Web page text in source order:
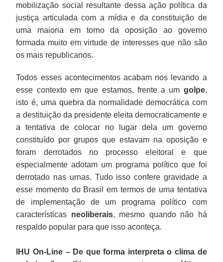
mobilização social resultante dessa ação política da
justiça articulada com a mídia e da constituição de
uma maioria em torno da oposição ao governo
formada muito em virtude de interesses que não são
os mais republicanos.
Todos esses acontecimentos acabam nos levando a
esse contexto em que estamos, frente a um golpe,
isto é, uma quebra da normalidade democrática com
a destituição da presidente eleita democraticamente e
a tentativa de colocar no lugar dela um governo
constituído por grupos que estavam na oposição e
foram derrotados no processo eleitoral e que
especialmente adotam um programa político que foi
derrotado nas urnas. Tudo isso confere gravidade a
esse momento do Brasil em termos de uma tentativa
de implementação de um programa político com
características neoliberais, mesmo quando não há
respaldo popular para que isso aconteça.
IHU On-Line – De que forma interpreta o clima de